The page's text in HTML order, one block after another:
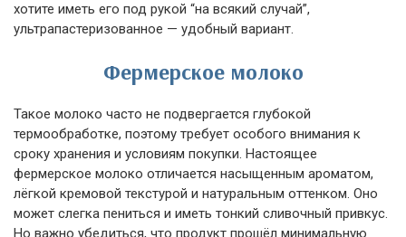
хотите иметь его под рукой “на всякий случай”,
ультрапастеризованное — удобный вариант.
Фермерское молоко
Такое молоко часто не подвергается глубокой
термообработке, поэтому требует особого внимания к
сроку хранения и условиям покупки. Настоящее
фермерское молоко отличается насыщенным ароматом,
лёгкой кремовой текстурой и натуральным оттенком. Оно
может слегка пениться и иметь тонкий сливочный привкус.
Но важно убедиться, что продукт прошёл минимальную